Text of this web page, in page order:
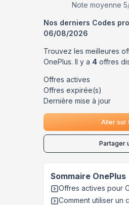
Note moyenne5
Nos derniers Codes
06/08/2026
Trouvez les meilleures
OnePlus. Il y a 4 offres
Offres actives
Offres expirée(s)
Dernière mise à jour
Aller sur
Partager
Sommaire OnePlus
Offres actives pour
Comment utiliser un